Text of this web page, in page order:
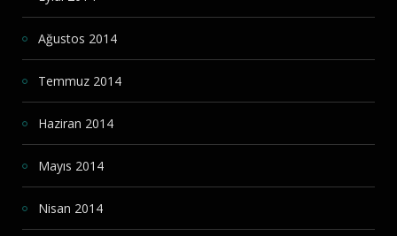
Ağustos 2014
Temmuz 2014
Haziran 2014
Mayıs 2014
Nisan 2014